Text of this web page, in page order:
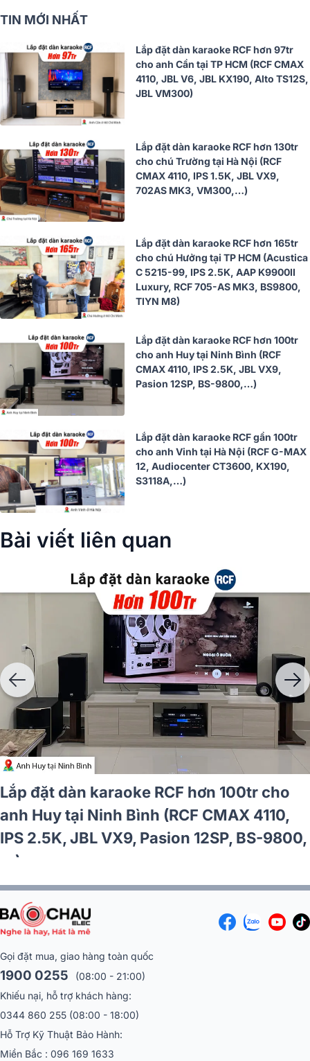
TIN MỚI NHẤT
Lắp đặt dàn karaoke RCF hơn 97tr
cho anh Cần tại TP HCM (RCF CMAX
4110, JBL V6, JBL KX190, Alto TS12S,
JBL VM300)
Lắp đặt dàn karaoke RCF hơn 130tr
cho chú Trường tại Hà Nội (RCF
CMAX 4110, IPS 1.5K, JBL VX9,
702AS MK3, VM300,…)
Lắp đặt dàn karaoke RCF hơn 165tr
cho chú Hưởng tại TP HCM (Acustica
C 5215-99, IPS 2.5K, AAP K9900II
Luxury, RCF 705-AS MK3, BS9800,
TIYN M8)
Lắp đặt dàn karaoke RCF hơn 100tr
cho anh Huy tại Ninh Bình (RCF
CMAX 4110, IPS 2.5K, JBL VX9,
Pasion 12SP, BS-9800,…)
Lắp đặt dàn karaoke RCF gần 100tr
cho anh Vinh tại Hà Nội (RCF G-MAX
12, Audiocenter CT3600, KX190,
S3118A,…)
Bài viết liên quan
Lắp đặt dàn karaoke RCF hơn 100tr cho
anh Huy tại Ninh Bình (RCF CMAX 4110,
IPS 2.5K, JBL VX9, Pasion 12SP, BS-9800,
…)
Gọi đặt mua, giao hàng toàn quốc
1900 0255
(08:00 - 21:00)
Khiếu nại, hỗ trợ khách hàng:
0344 860 255 (08:00 - 18:00)
Hỗ Trợ Kỹ Thuật Bảo Hành:
Miền Bắc : 096 169 1633